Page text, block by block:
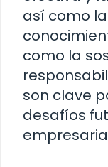
así como
como la
son clave
desafíos